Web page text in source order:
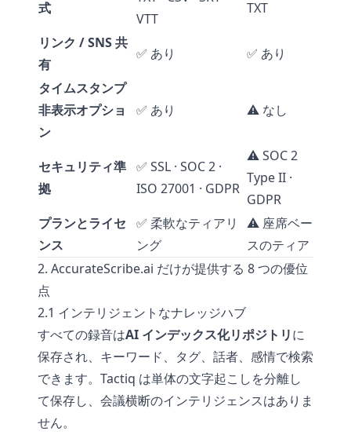
式
VTT
TXT
リンク / SNS 共
有
✅ あり
✅ あり
タイムスタンプ
非表示オプショ
ン
✅ あり ⚠️ なし
セキュリティ準
拠
✅ SSL · SOC 2 ·
ISO 27001 · GDPR
⚠️ SOC 2
Type II ·
GDPR
プランとライセ
ンス
✅ 柔軟なティアリ
ング
⚠️ 座席ベー
スのティア
2. AccurateScribe.ai だけが提供する 8 つの優位
点
2.1 インテリジェントなナレッジハブ
すべての録音はAI インデックス化リポジトリに
保存され、キーワード、タグ、話者、感情で検索
できます。Tactiq は単体の文字起こしを分離し
て保存し、会議横断のインテリジェンスはありま
せん。